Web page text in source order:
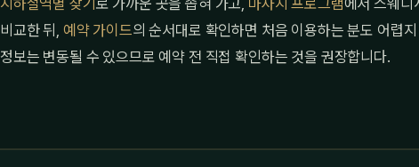
지하철역별 찾기 로 가까운 곳을 좁혀 가고, 마사지 프로그램에서 스웨디
비교한 뒤, 예약 가이드의 순서대로 확인하면 처음 이용하는 분도 어렵
정보는 변동될 수 있으므로 예약 전 직접 확인하는 것을 권장합니다.